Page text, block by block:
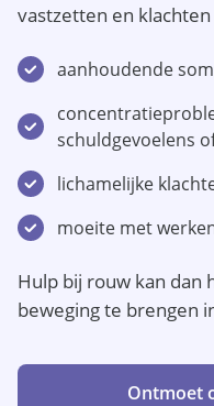
vastzetten en
aanhoudende
schuldgevoelens
lichamelijke
moeite met
Hulp bij rouw kan dan
beweging te brengen
Ontmoet